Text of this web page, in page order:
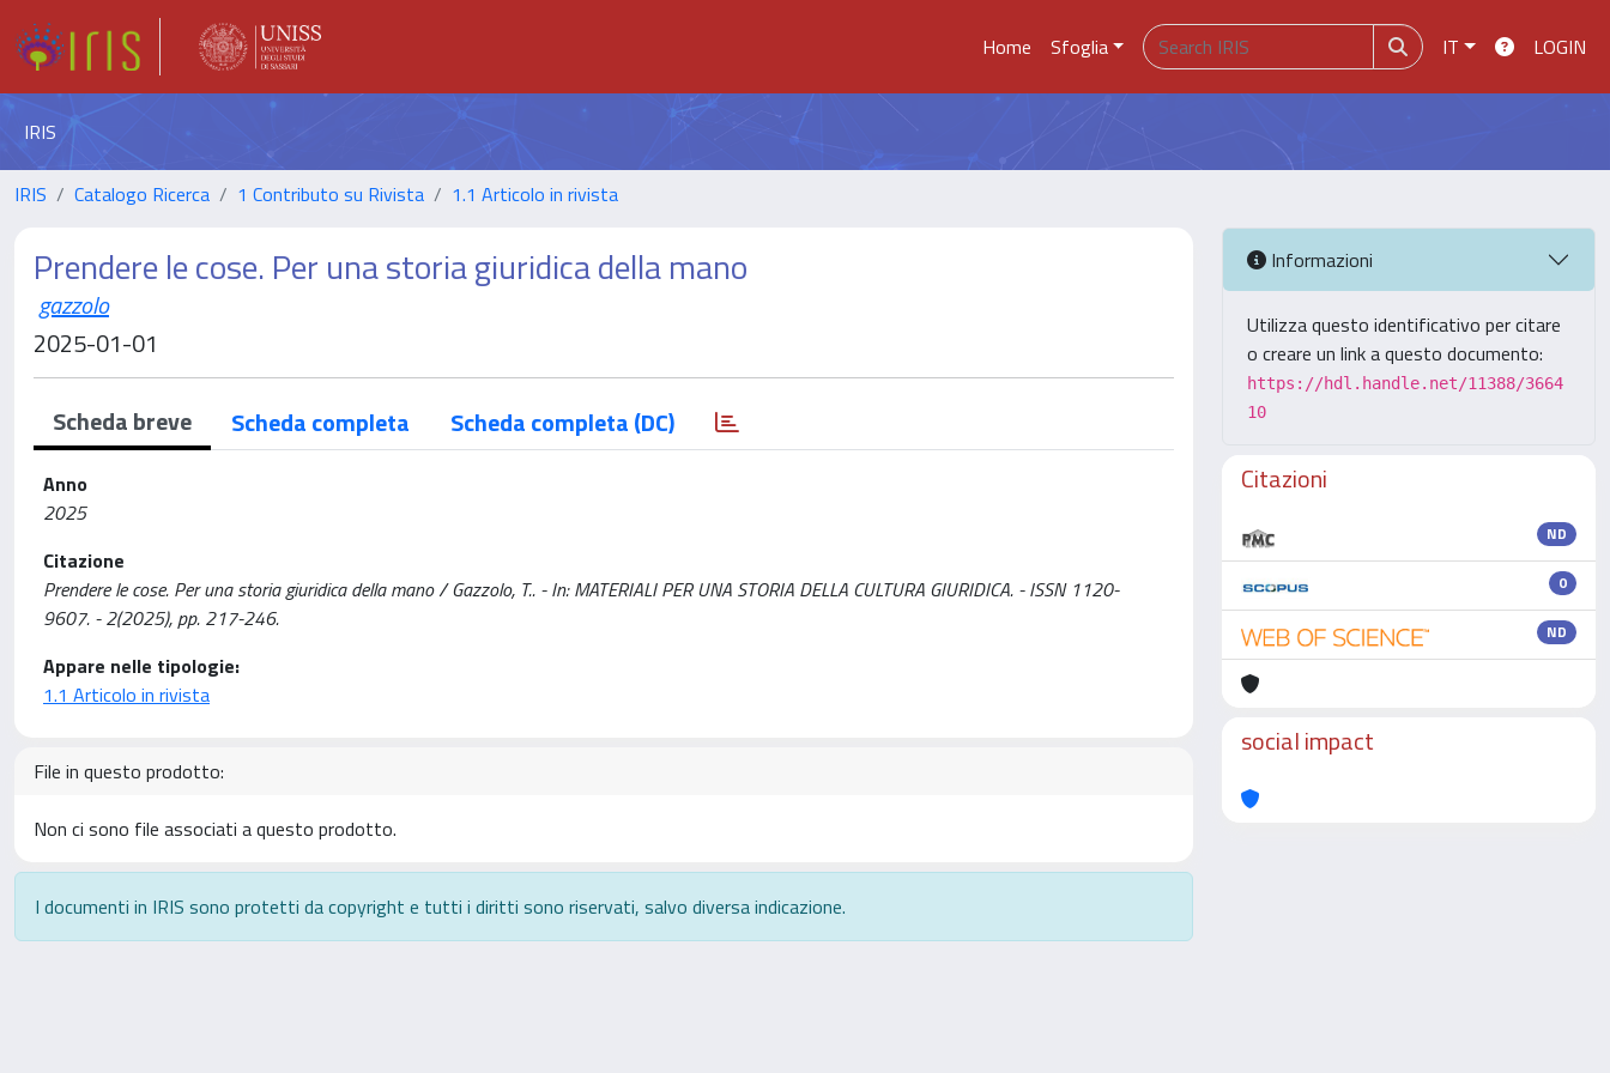
Home Sfoglia IT LOGIN
IRIS
IRIS Catalogo Ricerca 1 Contributo su Rivista 1.1 Articolo in rivista
Prendere le cose. Per una storia giuridica della mano
gazzolo
2025-01-01
Scheda breve Scheda completa Scheda completa (DC)
Anno
2025
Citazione
Prendere le cose. Per una storia giuridica della mano / Gazzolo, T.. - In: MATERIALI PER UNA STORIA DELLA CULTURA GIURIDICA. - ISSN 1120-
9607. - 2(2025), pp. 217-246.
Appare nelle tipologie:
1.1 Articolo in rivista
File in questo prodotto:
Non ci sono file associati a questo prodotto.
I documenti in IRIS sono protetti da copyright e tutti i diritti sono riservati, salvo diversa indicazione.
Informazioni
Utilizza questo identificativo per citare
o creare un link a questo documento:
https://hdl.handle.net/11388/3664
10
Citazioni
ND
0
ND
social impact